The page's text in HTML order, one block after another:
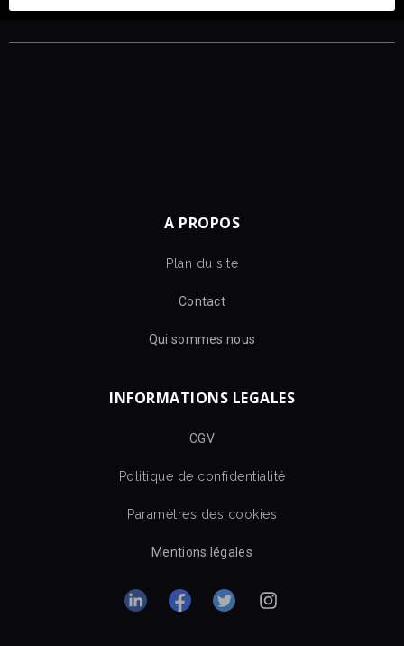
A PROPOS
Plan du site
Contact
Qui sommes nous
INFORMATIONS LEGALES
CGV
Politique de confidentialité
Paramètres des cookies
Mentions légales